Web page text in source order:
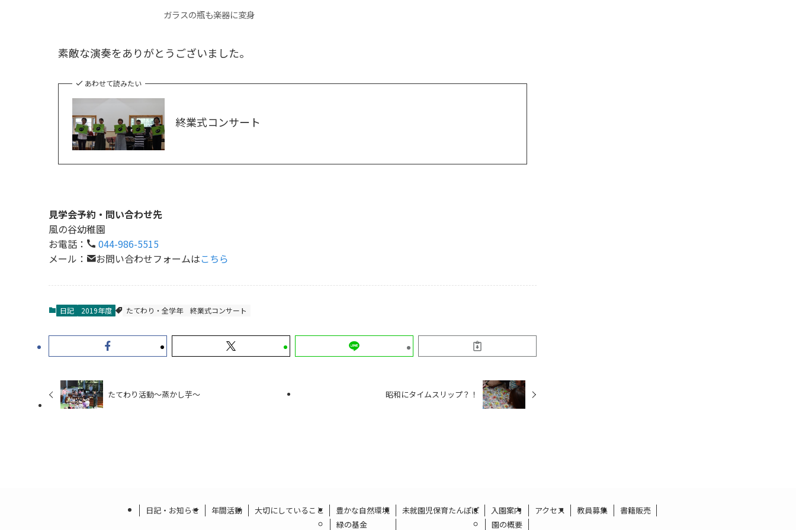
ガラスの瓶も楽器に変身
素敵な演奏をありがとうございました。
あわせて読みたい
終業式コンサート
見学会予約・問い合わせ先
風の谷幼稚園
お電話：
044-986-5515
メール：
お問い合わせフォームはこちら
日記 2019年度 たてわり・全学年 終業式コンサート
たてわり活動～蒸かし芋～ 昭和にタイムスリップ？！
日記・お知らせ 年間活動 大切にしていること
豊かな自然環境
緑の基金
未就園児保育たんぽぽ
入園案内
園の概要
アクセス 教員募集 書籍販売